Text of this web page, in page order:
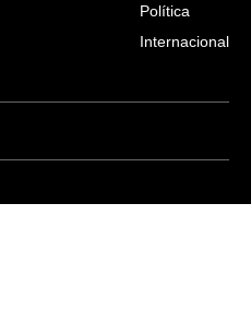
Política
Internacional